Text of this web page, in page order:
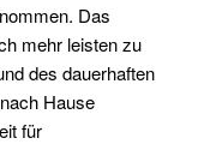
Das
mehr leisten zu
des dauerhaften
Hause
für